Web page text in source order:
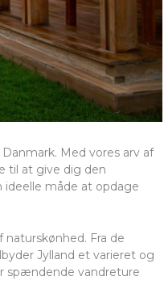
Med vores arv af
til at give dig den
ideelle måde at opdage
Fra de
Jylland et varieret og
spændende vandreture